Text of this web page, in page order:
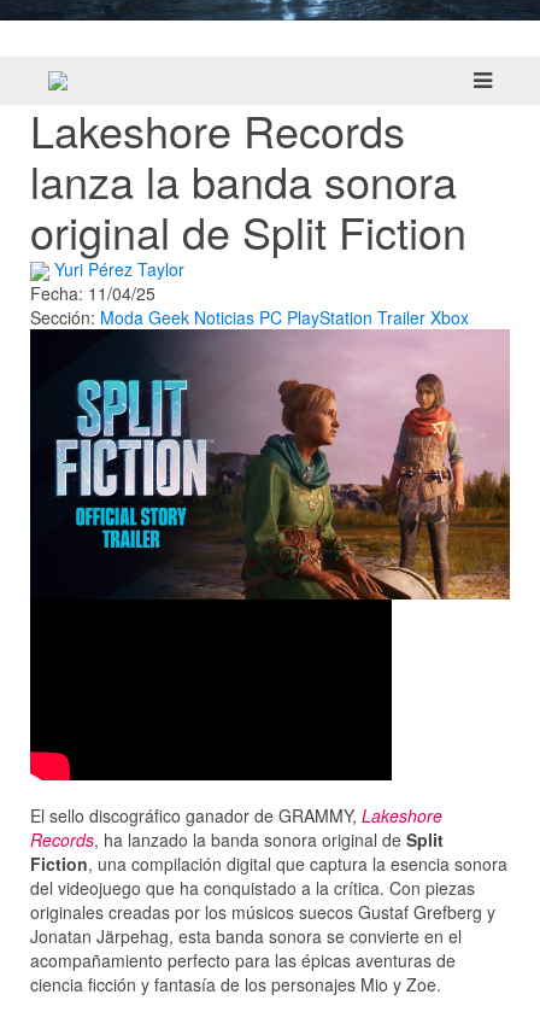
Lakeshore Records
lanza la banda sonora
original de Split Fiction
Yuri Pérez Taylor
Fecha: 11/04/25
Sección: Moda Geek Noticias PC PlayStation Trailer Xbox
El sello discográfico ganador de GRAMMY, Lakeshore
Records, ha lanzado la banda sonora original de Split
Fiction, una compilación digital que captura la esencia sonora
del videojuego que ha conquistado a la crítica. Con piezas
originales creadas por los músicos suecos Gustaf Grefberg y
Jonatan Järpehag, esta banda sonora se convierte en el
acompañamiento perfecto para las épicas aventuras de
ciencia ficción y fantasía de los personajes Mio y Zoe.